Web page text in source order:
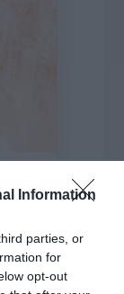
Information
parties, or
for
opt-out
μέρα.